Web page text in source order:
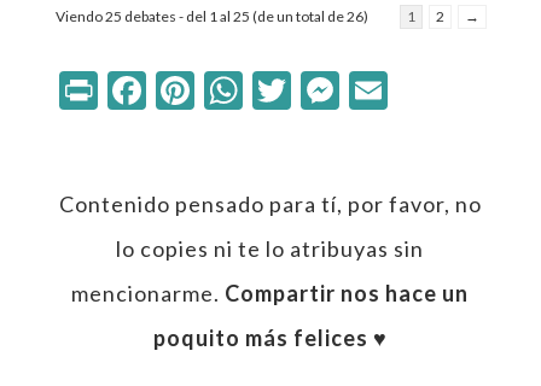
Viendo 25 debates - del 1 al 25 (de un total de 26) 1 2 →
PrintFacebook
Pinterest
WhatsApp
Twitter
Messenger
Email
Contenido pensado para tí, por favor, no
lo copies ni te lo atribuyas sin
mencionarme. Compartir nos hace un
poquito más felices ♥︎